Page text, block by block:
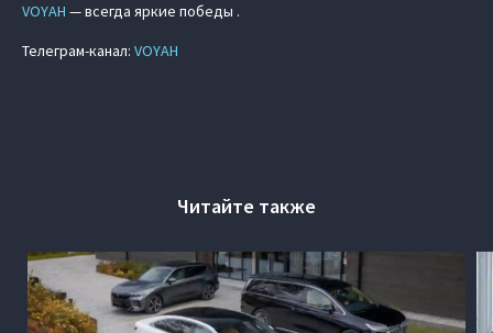
VOYAH — всегда яркие победы .
Телеграм-канал: VOYAH
Читайте также